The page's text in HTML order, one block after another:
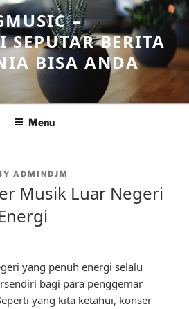
–
BERITA
BISA ANDA
Menu
ADMINDJM
Musik Luar Negeri
yang penuh energi selalu
bagi para penggemar
yang kita ketahui, konser